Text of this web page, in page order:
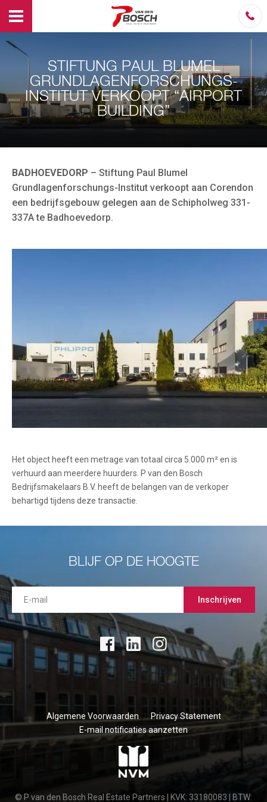
STIFTUNG PAUL BLUMEL
GRUNDLAGENFORSCHUNGS-
INSTITUT VERKOOPT “AIRPORT
BUILDING”
BADHOEVEDORP – Stiftung Paul Blumel
Grundlagenforschungs-Institut verkoopt aan Corendon
een bedrijfsgebouw gelegen aan de Schipholweg 331-
337A te Badhoevedorp.
Het object heeft een metrage van totaal circa 5.000 m² en is
verhuurd aan meerdere huurders. P van den Bosch
Bedrijfsmakelaars B.V. heeft de belangen van de verkoper
behartigd tijdens deze transactie.
BLIJF OP DE HOOGTE
Inschrijven
Algemene Voorwaarden
Privacy Statement
E-mail notificaties aanzetten
© P van den Bosch Real Estate Partners | KVK: 33180083 | BTW: